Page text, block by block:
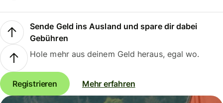
Sende Geld ins Ausland und spare dir dabei
Gebühren
Hole mehr aus deinem Geld heraus, egal wo.
Registrieren Mehr erfahren